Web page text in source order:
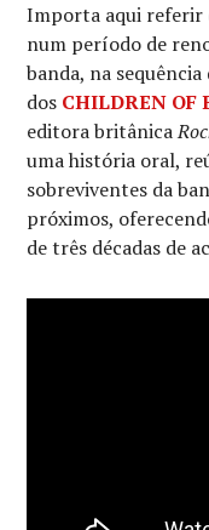
Importa aqui referir
num período de
banda, na
dos CHILDREN OF
editora britânica
uma história oral,
sobreviventes da
próximos,
de três décadas de